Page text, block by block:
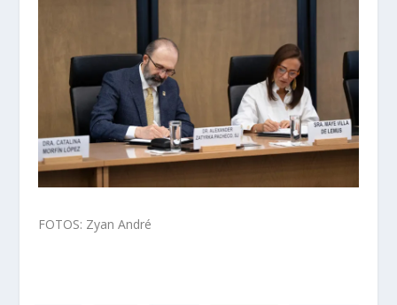
FOTOS: Zyan André